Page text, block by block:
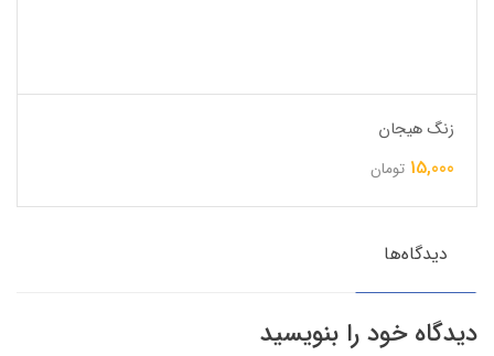
زنگ هیجان
15,000 تومان
دیدگاه‌ها
دیدگاه خود را بنویسید